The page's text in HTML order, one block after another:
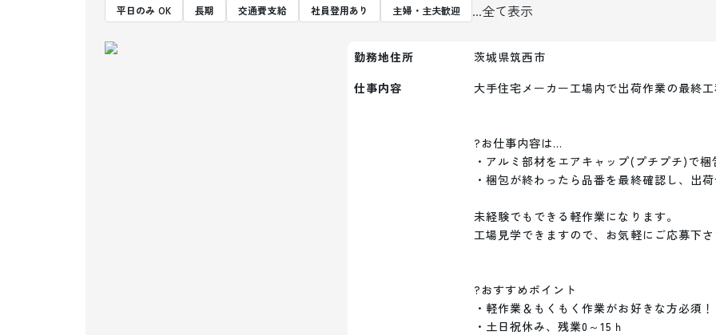
平日のみ OK 長期 交通費支給 社員登用あり 主婦・主夫歓迎 ...全て表示
勤務地住所
茨城県筑西市
仕事内容
大手住宅メーカー工場内で出荷作業の最終
?お仕事内容は...
・アルミ部材をエアキャップ(プチプチ)で
・梱包が終わったら品番を最終確認し、出
未経験でもできる軽作業になります。
工場見学できますので、お気軽にご応募下
?おすすめポイント
・軽作業＆もくもく作業がお好きな方必須！
・土日祝休み、残業0～15ｈ